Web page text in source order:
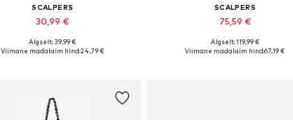
SCALPERS
30,99 €
Saadaolevad suurused: 55-60
Algselt: 39,99 €
Viimane madalaim hind:24,79 €
SCALPERS
75,59 €
Saadaolevad suurused: One Size
Algselt: 119,99 €
Viimane madalaim hind:67,19 €